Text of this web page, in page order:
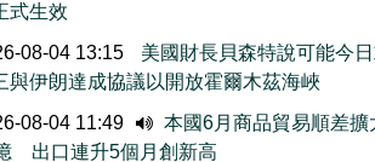
式生效
08-04 13:15
美國財長貝森特說可能今
與伊朗達成協議以開放霍爾木茲海峽
08-04 11:49
本國6月商品貿易順差擴
出口連升5個月創新高